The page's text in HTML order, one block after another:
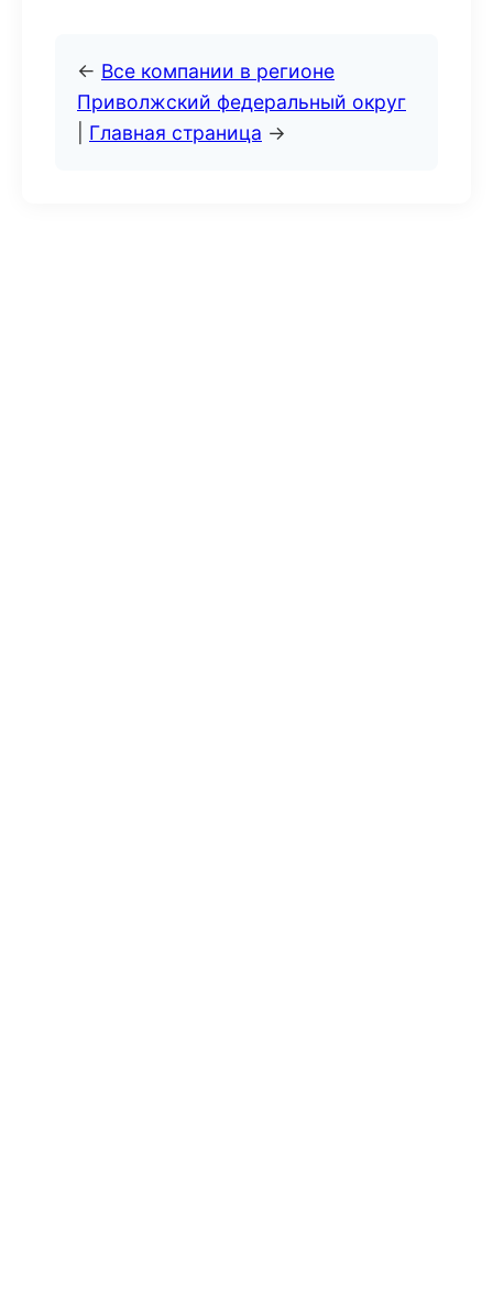
← Все компании в регионе
Приволжский федеральный округ
Главная страница →